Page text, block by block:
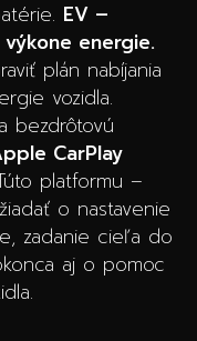
EV –
energie.
plán nabíjania
vozidla.
bezdrôtovú
CarPlay
platformu –
o nastavenie
zadanie cieľa do
aj o pomoc